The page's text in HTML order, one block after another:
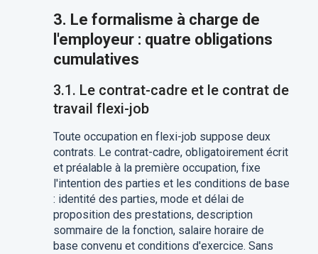
3. Le formalisme à charge de
l'employeur : quatre obligations
cumulatives
3.1. Le contrat-cadre et le contrat de
travail flexi-job
Toute occupation en flexi-job suppose deux
contrats. Le contrat-cadre, obligatoirement écrit
et préalable à la première occupation, fixe
l'intention des parties et les conditions de base
: identité des parties, mode et délai de
proposition des prestations, description
sommaire de la fonction, salaire horaire de
base convenu et conditions d'exercice. Sans